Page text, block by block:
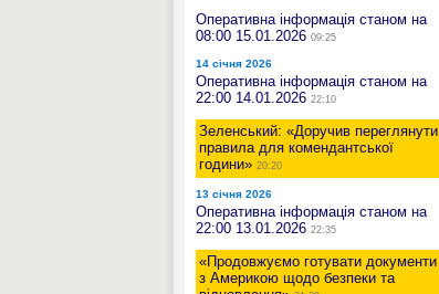
Оперативна інформація станом на
08:00 15.01.2026 09:25
14 січня 2026
Оперативна інформація станом на
22:00 14.01.2026 22:10
Зеленський: «Доручив переглянути
правила для комендантської
години» 20:20
13 січня 2026
Оперативна інформація станом на
22:00 13.01.2026 22:35
«Продовжуємо готувати документи
з Америкою щодо безпеки та